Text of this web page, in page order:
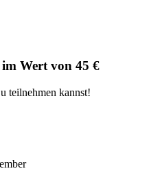
Wert von 45 €
teilnehmen kannst!